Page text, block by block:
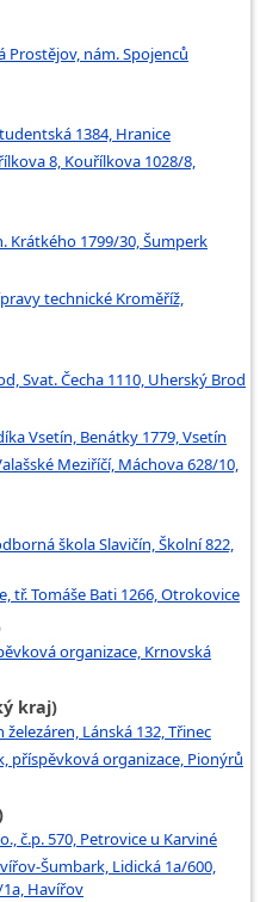
nám. Spojenců
1384, Hranice
8, Kouřílkova 1028/8,
Krátkého 1799/30, Šumperk
technické Kroměříž,
Svat. Čecha 1110, Uherský Brod
Vsetín, Benátky 1779, Vsetín
Meziříčí, Máchova 628/10,
škola Slavičín, Školní 822,
tř. Tomáše Bati 1266, Otrokovice
organizace, Krnovská
kraj)
Lánská 132, Třinec
příspěvková organizace, Pionýrů
č.p. 570, Petrovice u Karviné
Šumbark, Lidická 1a/600,
Havířov